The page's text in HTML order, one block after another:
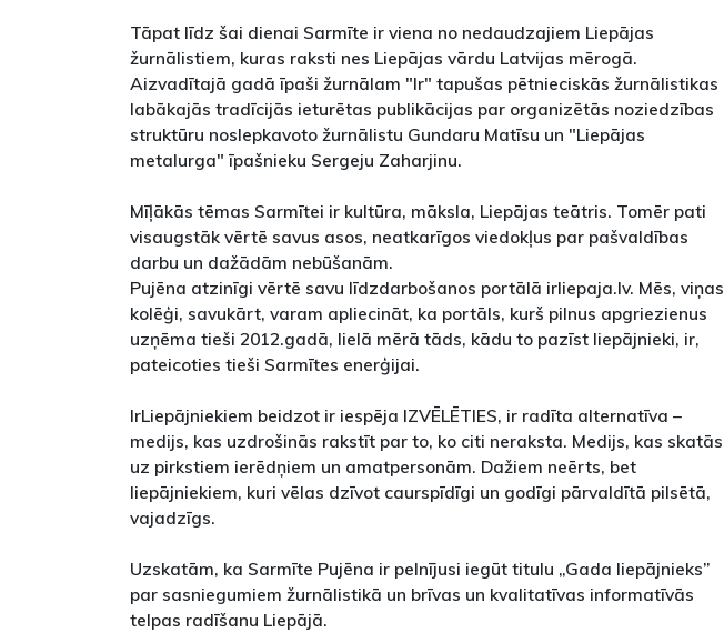
Tāpat līdz šai dienai Sarmīte ir viena no nedaudzajiem Liepājas
žurnālistiem, kuras raksti nes Liepājas vārdu Latvijas mērogā.
Aizvadītajā gadā īpaši žurnālam "Ir" tapušas pētnieciskās žurnālistikas
labākajās tradīcijās ieturētas publikācijas par organizētās noziedzības
struktūru noslepkavoto žurnālistu Gundaru Matīsu un "Liepājas
metalurga" īpašnieku Sergeju Zaharjinu.
Mīļākās tēmas Sarmītei ir kultūra, māksla, Liepājas teātris. Tomēr pati
visaugstāk vērtē savus asos, neatkarīgos viedokļus par pašvaldības
darbu un dažādām nebūšanām.
Pujēna atzinīgi vērtē savu līdzdarbošanos portālā irliepaja.lv. Mēs, viņas
kolēģi, savukārt, varam apliecināt, ka portāls, kurš pilnus apgriezienus
uzņēma tieši 2012.gadā, lielā mērā tāds, kādu to pazīst liepājnieki, ir,
pateicoties tieši Sarmītes enerģijai.
IrLiepājniekiem beidzot ir iespēja IZVĒLĒTIES, ir radīta alternatīva –
medijs, kas uzdrošinās rakstīt par to, ko citi neraksta. Medijs, kas skatās
uz pirkstiem ierēdņiem un amatpersonām. Dažiem neērts, bet
liepājniekiem, kuri vēlas dzīvot caurspīdīgi un godīgi pārvaldītā pilsētā,
vajadzīgs.
Uzskatām, ka Sarmīte Pujēna ir pelnījusi iegūt titulu „Gada liepājnieks”
par sasniegumiem žurnālistikā un brīvas un kvalitatīvas informatīvās
telpas radīšanu Liepājā.